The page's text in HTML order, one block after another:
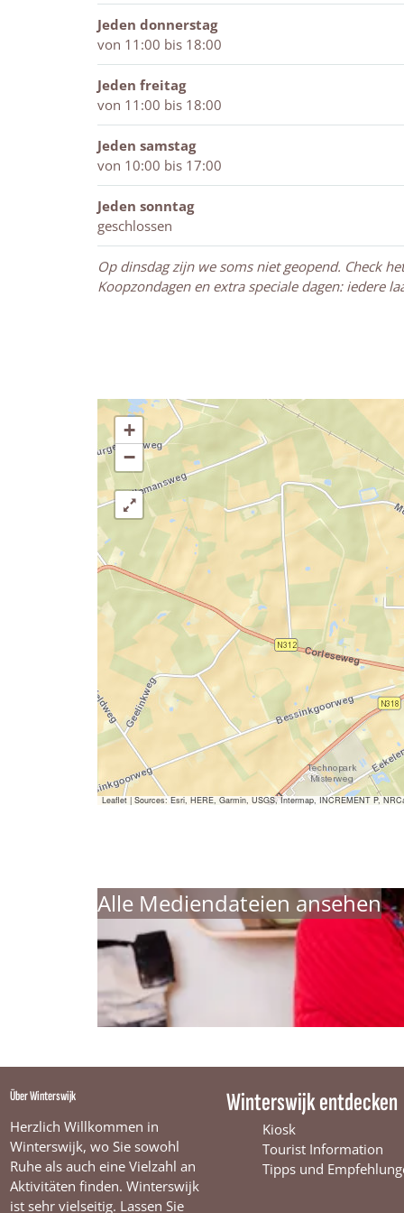
ng
n
i
g
n
h
i
o
n
&
d
e
s
i
g
n
Jeden donnerstag
von 11:00 bis 18:00
Jeden freitag
von 11:00 bis 18:00
Jeden samstag
von 10:00 bis 17:00
Jeden sonntag
geschlossen
Op dinsdag zijn we soms niet geopend. Check
Koopzondagen en extra speciale dagen: iedere
+
−
Leaflet|Sources: Esri, HERE, Garmin, USGS, Intermap, INCREMENT P,
Alle Mediendateien ansehen
Über Winterswijk
Herzlich Willkommen in
Winterswijk, wo Sie sowohl
Ruhe als auch eine Vielzahl an
Aktivitäten finden. Winterswijk
ist sehr vielseitig. Lassen Sie
Winterswijk entdecken
Kiosk
Tourist Information
Tipps und